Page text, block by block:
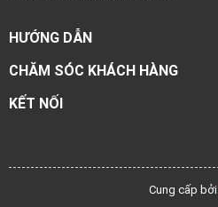
HƯỚNG DẪN
CHĂM SÓC KHÁCH HÀNG
KẾT NỐI
Cung cấp bởi